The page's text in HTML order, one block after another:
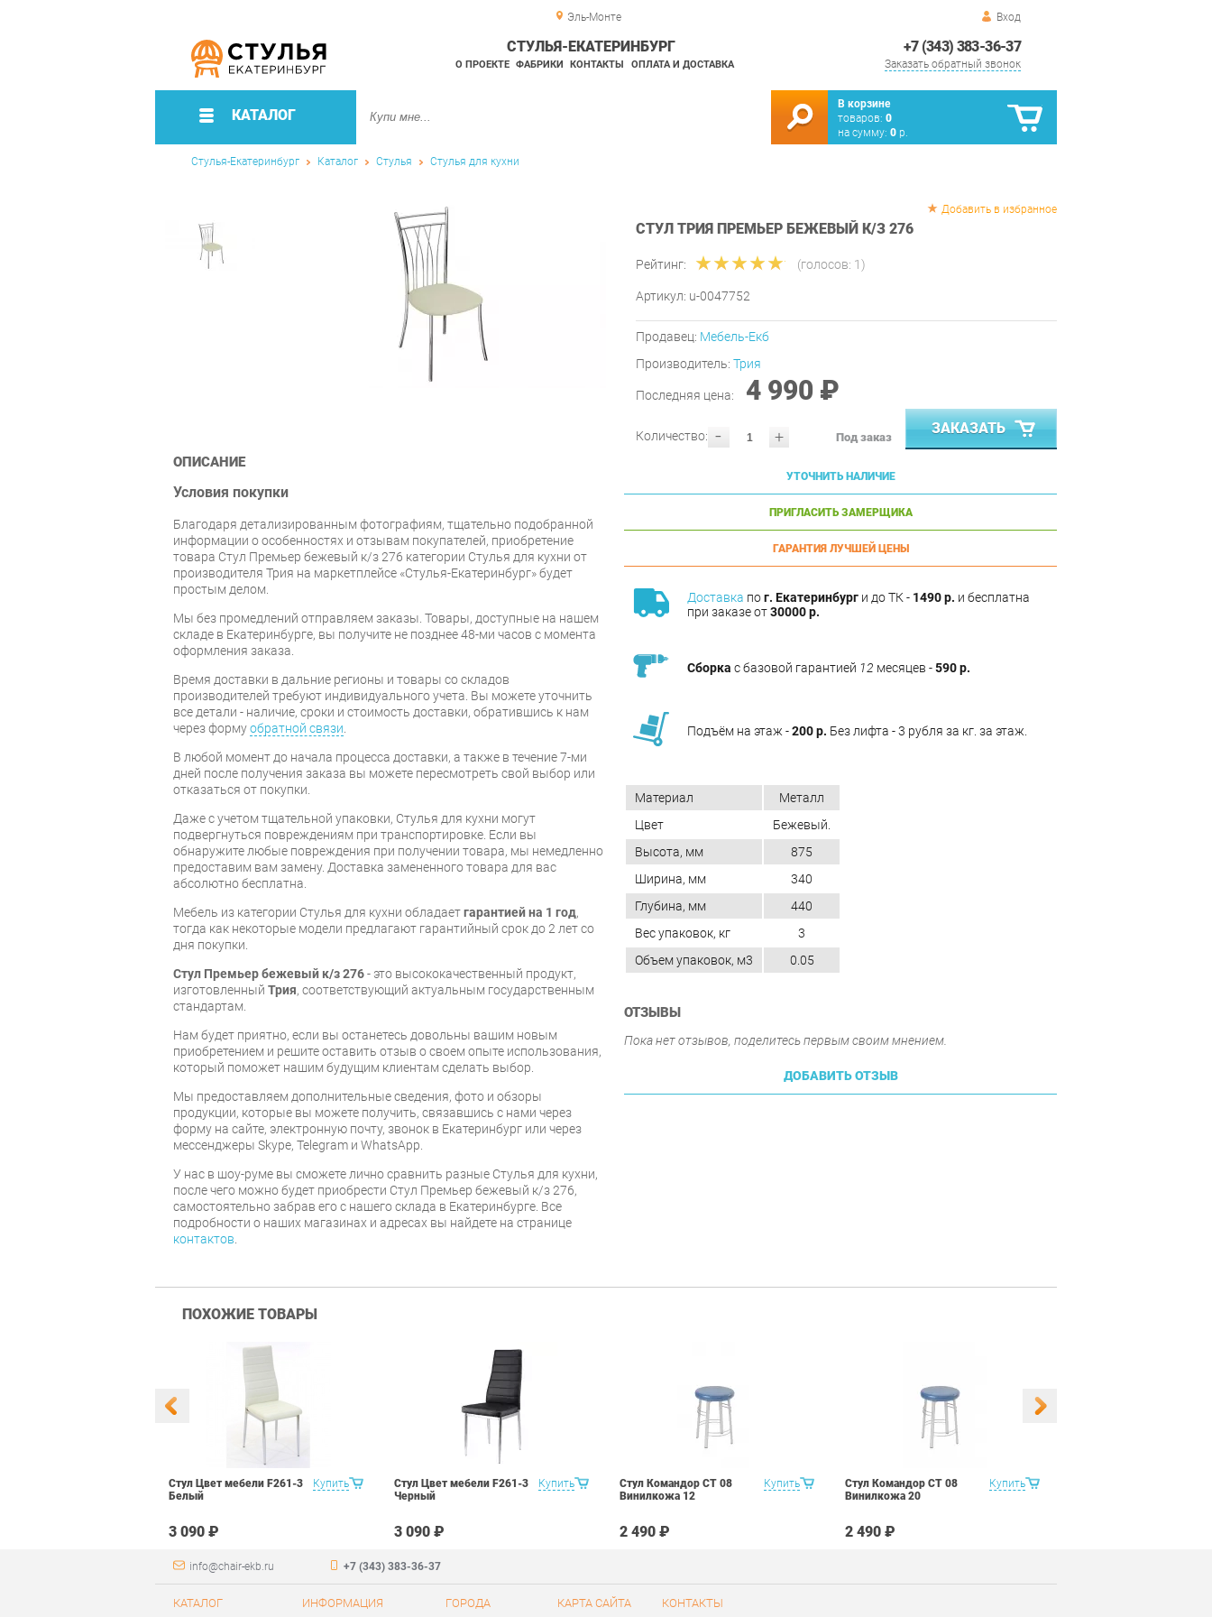
Эль-Монте Вход
+7 (343) 383-36-37
Заказать обратный звонок
СТУЛЬЯ-ЕКАТЕРИНБУРГ
О ПРОЕКТЕ ФАБРИКИ КОНТАКТЫ ОПЛАТА И ДОСТАВКА
КАТАЛОГ
В корзине
товаров: 0
на сумму: 0 р.
Стулья-Екатеринбург Каталог Стулья Стулья для кухни
Добавить в избранное
СТУЛ ТРИЯ ПРЕМЬЕР БЕЖЕВЫЙ К/З 276
Рейтинг: (голосов: 1)
Артикул: u-0047752
Продавец: Мебель-Екб
Производитель: Трия
Последняя цена: 4 990 ₽
- +
Количество: Под заказ
ЗАКАЗАТЬ
УТОЧНИТЬ НАЛИЧИЕ
ПРИГЛАСИТЬ ЗАМЕРЩИКА
ГАРАНТИЯ ЛУЧШЕЙ ЦЕНЫ
Доставка пог. Екатеринбург и до ТК - 1490 р. и бесплатна
при заказе от30000 р.
Сборка с базовой гарантией 12 месяцев -590 р.
Подъём на этаж -200 р. Без лифта - 3 рубля за кг. за этаж.
ОПИСАНИЕ
Условия покупки
Благодаря детализированным фотографиям, тщательно подобранной
информации о особенностях и отзывам покупателей, приобретение
товара Стул Премьер бежевый к/з 276 категории Стулья для кухни от
производителя Трия на маркетплейсе «Стулья-Екатеринбург» будет
простым делом.
Мы без промедлений отправляем заказы. Товары, доступные на нашем
складе в Екатеринбурге, вы получите не позднее 48-ми часов с момента
оформления заказа.
Время доставки в дальние регионы и товары со складов
производителей требуют индивидуального учета. Вы можете уточнить
все детали - наличие, сроки и стоимость доставки, обратившись к нам
через формуобратной связи
В любой момент до начала процесса доставки, а также в течение 7-ми
дней после получения заказа вы можете пересмотреть свой выбор или
отказаться от покупки.
Даже с учетом тщательной упаковки, Стулья для кухни могут
подвергнуться повреждениям при транспортировке. Если вы
обнаружите любые повреждения при получении товара, мы немедленно
предоставим вам замену. Доставка замененного товара для вас
абсолютно бесплатна.
Мебель из категории Стулья для кухни обладаетгарантией на 1 год,
тогда как некоторые модели предлагают гарантийный срок до 2 лет со
дня покупки.
Стул Премьер бежевый к/з 276- это высококачественный продукт,
изготовленный Трия, соответствующий актуальным государственным
стандартам.
Нам будет приятно, если вы останетесь довольны вашим новым
приобретением и решите оставить отзыв о своем опыте использования,
который поможет нашим будущим клиентам сделать выбор.
Мы предоставляем дополнительные сведения, фото и обзоры
продукции, которые вы можете получить, связавшись с нами через
форму на сайте, электронную почту, звонок в Екатеринбург или через
мессенджеры Skype, Telegram и WhatsApp.
У нас в шоу-руме вы сможете лично сравнить разные Стулья для кухни,
после чего можно будет приобрести Стул Премьер бежевый к/з 276,
самостоятельно забрав его с нашего склада в Екатеринбурге. Все
подробности о наших магазинах и адресах вы найдете на странице
контактов
Материал
Металл
Цвет
Бежевый.
Высота, мм
875
Ширина, мм
340
Глубина, мм
440
Вес упаковок, кг
3
Объем упаковок, м3
0.05
ОТЗЫВЫ
Пока нет отзывов, поделитесь первым своим мнением.
ДОБАВИТЬ ОТЗЫВ
ПОХОЖИЕ ТОВАРЫ
Купить
Стул Цвет мебели F261-3
Белый
3 090 ₽
Купить
Стул Цвет мебели F261-3
Черный
3 090 ₽
Купить
Стул Командор СТ 08
Винилкожа 12
2 490 ₽
Купить
Стул Командор СТ 08
Винилкожа 20
2 490 ₽
info@chair-ekb.ru +7 (343) 383-36-37
КАТАЛОГ ИНФОРМАЦИЯ ГОРОДА КАРТА САЙТА КОНТАКТЫ